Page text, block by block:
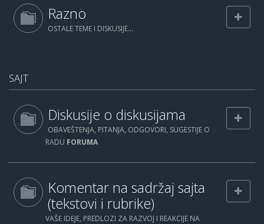
Razno
OSTALE TEME I DISKUSIJE...
SAJT
Diskusije o diskusijama
OBAVEŠTENJA, PITANJA, ODGOVORI, SUGESTIJE O
RADU FORUMA
Komentar na sadržaj sajta
(tekstovi i rubrike)
VAŠE IDEJE, PREDLOZI ZA RAZVOJ I REAKCIJE NA